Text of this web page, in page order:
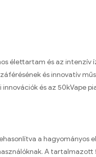
élettartam és az intenzív
és innovatív
és az 50kVape
a hagyományos
A tartalmazott